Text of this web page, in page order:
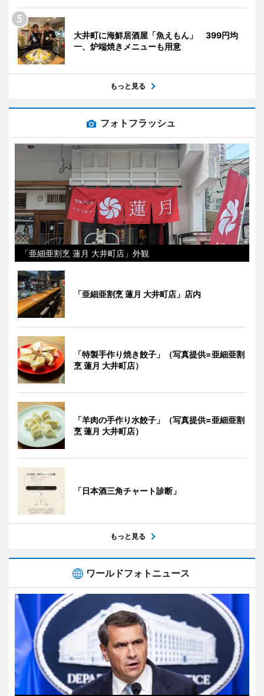
大井町に海鮮居酒屋「魚えもん」 399円均
一、炉端焼きメニューも用意
もっと見る
フォトフラッシュ
「亜細亜割烹 蓮月 大井町店」外観
「亜細亜割烹 蓮月 大井町店」店内
「特製手作り焼き餃子」（写真提供=亜細亜割
烹 蓮月 大井町店）
「羊肉の手作り水餃子」（写真提供=亜細亜割
烹 蓮月 大井町店）
「日本酒三角チャート診断」
もっと見る
ワールドフォトニュース